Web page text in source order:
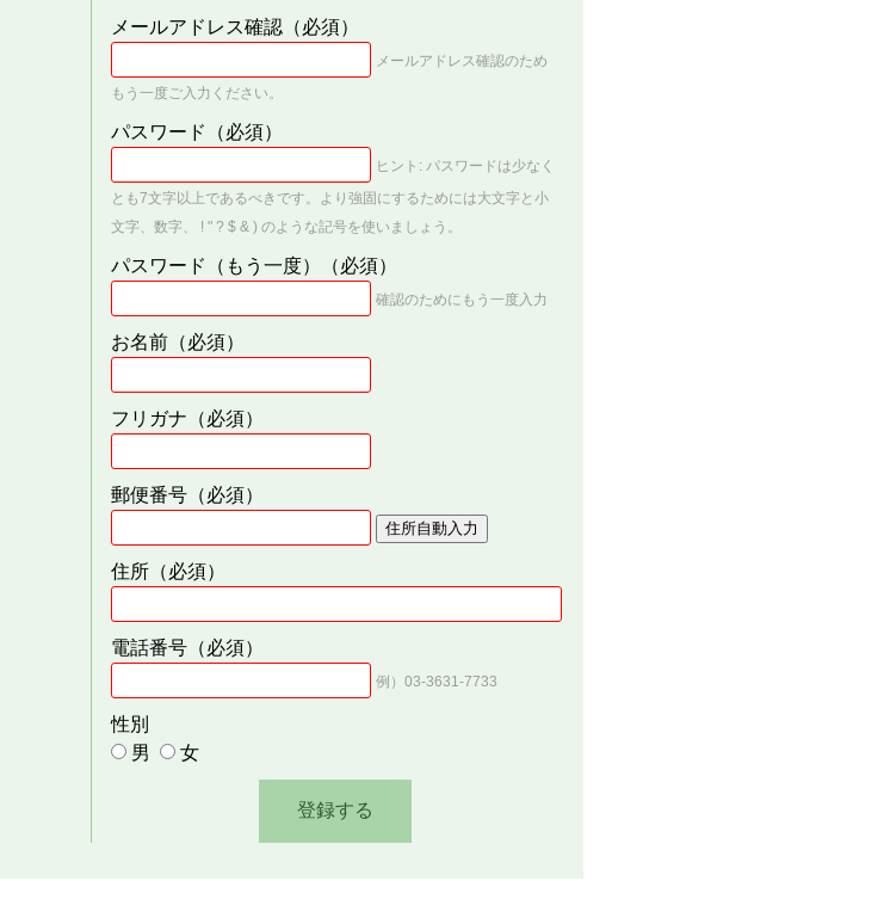
メールアドレス確認 （必須）
メールアドレス確認のため
もう一度ご入力ください。
パスワード （必須）
ヒント: パスワードは少なく
とも7文字以上であるべきです。より強固にするためには大文字と小
文字、数字、 ! " ? $ & ) のような記号を使いましょう。
パスワード（もう一度） （必須）
確認のためにもう一度入力
お名前 （必須）
フリガナ （必須）
郵便番号 （必須）
住所自動入力
住所 （必須）
電話番号 （必須）
例）03-3631-7733
性別
男
女